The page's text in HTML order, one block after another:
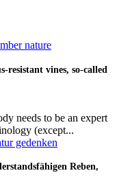
nature
vines, so-called
needs to be an expert
(except...
gedenken
Reben,